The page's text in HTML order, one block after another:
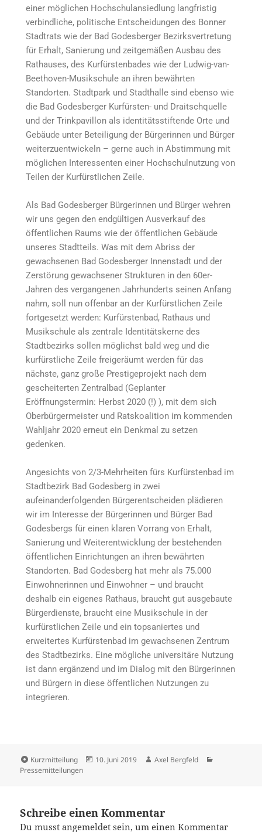
einer möglichen Hochschulansiedlung langfristig
verbindliche, politische Entscheidungen des Bonner
Stadtrats wie der Bad Godesberger Bezirksvertretung
für Erhalt, Sanierung und zeitgemäßen Ausbau des
Rathauses, des Kurfürstenbades wie der Ludwig-van-
Beethoven-Musikschule an ihren bewährten
Standorten. Stadtpark und Stadthalle sind ebenso wie
die Bad Godesberger Kurfürsten- und Draitschquelle
und der Trinkpavillon als identitätsstiftende Orte und
Gebäude unter Beteiligung der Bürgerinnen und Bürger
weiterzuentwickeln – gerne auch in Abstimmung mit
möglichen Interessenten einer Hochschulnutzung von
Teilen der Kurfürstlichen Zeile.
Als Bad Godesberger Bürgerinnen und Bürger wehren
wir uns gegen den endgültigen Ausverkauf des
öffentlichen Raums wie der öffentlichen Gebäude
unseres Stadtteils. Was mit dem Abriss der
gewachsenen Bad Godesberger Innenstadt und der
Zerstörung gewachsener Strukturen in den 60er-
Jahren des vergangenen Jahrhunderts seinen Anfang
nahm, soll nun offenbar an der Kurfürstlichen Zeile
fortgesetzt werden: Kurfürstenbad, Rathaus und
Musikschule als zentrale Identitätskerne des
Stadtbezirks sollen möglichst bald weg und die
kurfürstliche Zeile freigeräumt werden für das
nächste, ganz große Prestigeprojekt nach dem
gescheiterten Zentralbad (Geplanter
Eröffnungstermin: Herbst 2020 (!) ), mit dem sich
Oberbürgermeister und Ratskoalition im kommenden
Wahljahr 2020 erneut ein Denkmal zu setzen
gedenken.
Angesichts von 2/3-Mehrheiten fürs Kurfürstenbad im
Stadtbezirk Bad Godesberg in zwei
aufeinanderfolgenden Bürgerentscheiden plädieren
wir im Interesse der Bürgerinnen und Bürger Bad
Godesbergs für einen klaren Vorrang von Erhalt,
Sanierung und Weiterentwicklung der bestehenden
öffentlichen Einrichtungen an ihren bewährten
Standorten. Bad Godesberg hat mehr als 75.000
Einwohnerinnen und Einwohner – und braucht
deshalb ein eigenes Rathaus, braucht gut ausgebaute
Bürgerdienste, braucht eine Musikschule in der
kurfürstlichen Zeile und ein topsaniertes und
erweitertes Kurfürstenbad im gewachsenen Zentrum
des Stadtbezirks. Eine mögliche universitäre Nutzung
ist dann ergänzend und im Dialog mit den Bürgerinnen
und Bürgern in diese öffentlichen Nutzungen zu
integrieren.
Kurzmitteilung 10. Juni 2019
Axel Bergfeld
Pressemitteilungen
Schreibe einen Kommentar
Du musstangemeldet sein, um einen Kommentar